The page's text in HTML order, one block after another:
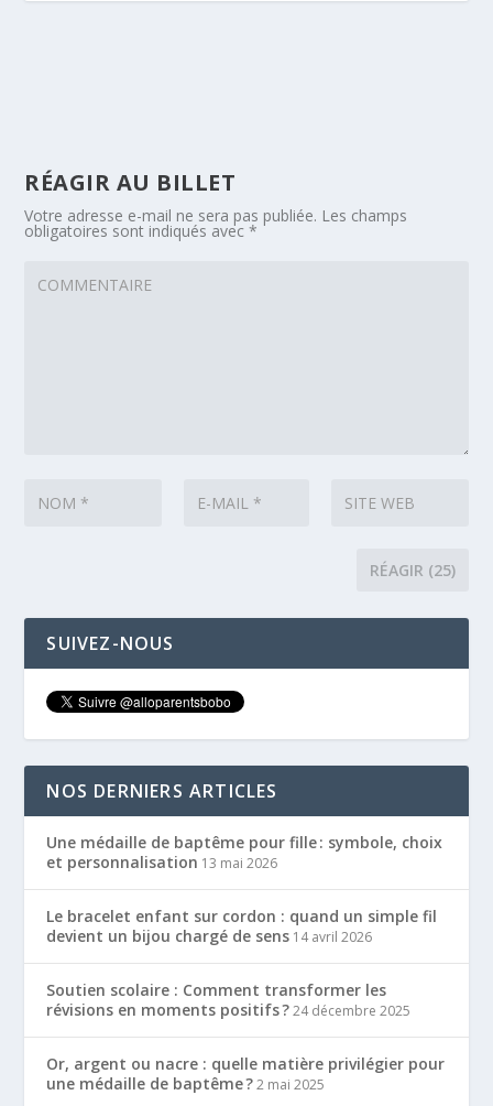
RÉAGIR AU BILLET
Votre adresse e-mail ne sera pas publiée. Les champs
obligatoires sont indiqués avec*
SUIVEZ-NOUS
NOS DERNIERS ARTICLES
Une médaille de baptême pour fille : symbole, choix
et personnalisation 13 mai 2026
Le bracelet enfant sur cordon : quand un simple fil
devient un bijou chargé de sens 14 avril 2026
Soutien scolaire : Comment transformer les
révisions en moments positifs ? 24 décembre 2025
Or, argent ou nacre : quelle matière privilégier pour
une médaille de baptême ? 2 mai 2025